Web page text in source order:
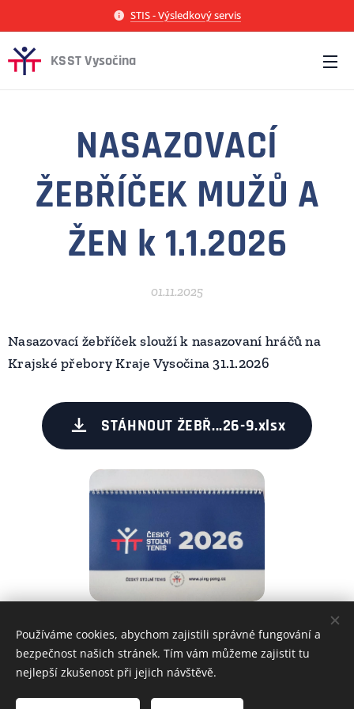
STIS - Výsledkový servis
KSST Vysočina
NASAZOVACÍ
ŽEBŘÍČEK MUŽŮ A
ŽEN k 1.1.2026
01.11.2025
Nasazovací žebříček slouží k nasazovaní hráčů na
Krajské přebory Kraje Vysočina 31.1.2026
STÁHNOUT ŽEBŘ...26-9.xlsx
Share
Používáme cookies, abychom zajistili správné fungování a
bezpečnost našich stránek. Tím vám můžeme zajistit tu
nejlepší zkušenost při jejich návštěvě.